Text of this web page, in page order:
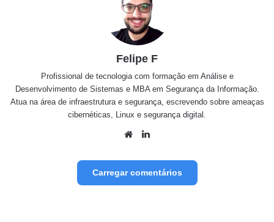
Felipe F
Profissional de tecnologia com formação em Análise e
Desenvolvimento de Sistemas e MBA em Segurança da Informação.
Atua na área de infraestrutura e segurança, escrevendo sobre ameaças
cibernéticas, Linux e segurança digital.
We
e
in
Carregar comentários